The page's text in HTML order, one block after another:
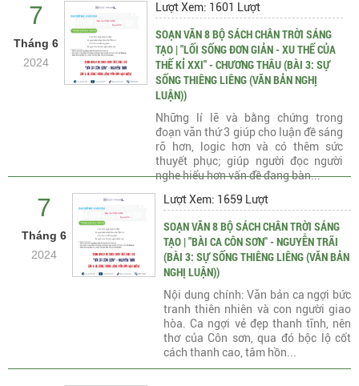
7
Tháng 6
2024
Lượt Xem: 1601 Lượt
SOẠN VĂN 8 BỘ SÁCH CHÂN TRỜI SÁNG
TẠO | "LỐI SỐNG ĐƠN GIẢN - XU THẾ CỦA
THẾ KỈ XXI" - CHƯƠNG THÂU (BÀI 3: SỰ
SỐNG THIÊNG LIÊNG (VĂN BẢN NGHỊ
LUẬN))
Những lí lẽ và bằng chứng trong
đoạn văn thứ 3 giúp cho luận đề sáng
rõ hơn, logic hơn và có thêm sức
thuyết phục; giúp người đọc người
nghe hiểu hơn vấn đề đang bàn...
7
Tháng 6
2024
Lượt Xem: 1659 Lượt
SOẠN VĂN 8 BỘ SÁCH CHÂN TRỜI SÁNG
TẠO | "BÀI CA CÔN SƠN" - NGUYỄN TRÃI
(BÀI 3: SỰ SỐNG THIÊNG LIÊNG (VĂN BẢN
NGHỊ LUẬN))
Nội dung chính: Văn bản ca ngợi bức
tranh thiên nhiên và con người giao
hòa. Ca ngợi vẻ đẹp thanh tĩnh, nên
thơ của Côn sơn, qua đó bộc lộ cốt
cách thanh cao, tâm hồn...